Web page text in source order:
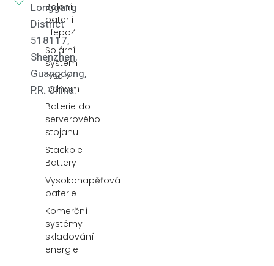
Balení
baterií
Lifepo4
Solární
systém
"vše v
jednom
Baterie do
serverového
stojanu
Stackble
Battery
Vysokonapěťová
baterie
Komerční
systémy
skladování
energie
Longgang
District
518117,
Shenzhen,
Guangdong,
P.R. China.